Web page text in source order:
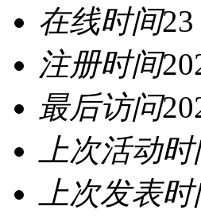
在线时间
注册时间
最后访问
上次活动
上次发表